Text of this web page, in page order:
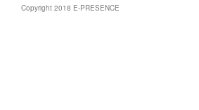
Copyright 2018 E-PRESENCE